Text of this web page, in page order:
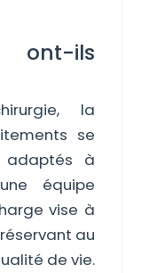
ont-ils
la
se
adaptés à
équipe
vise à
au
de vie.